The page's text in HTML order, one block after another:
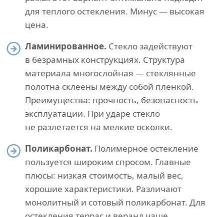
для теплого остекления. Минус — высокая
цена.
Ламинированное. Стекло задействуют
в безрамных конструкциях. Структура
материала многослойная — стеклянные
полотна склеены между собой пленкой.
Преимущества: прочность, безопасность
эксплуатации. При ударе стекло
не разлетается на мелкие осколки.
Поликарбонат. Полимерное остекление
пользуется широким спросом. Главные
плюсы: низкая стоимость, малый вес,
хорошие характеристики. Различают
монолитный и сотовый поликарбонат. Для